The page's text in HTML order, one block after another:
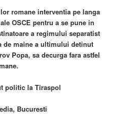
romane interventia pe langa
OSCE pentru a se pune in
a regimului separatist
de maine a ultimului detinut
Popa, sa decurga fara astfel
politic la Tiraspol
Bucuresti